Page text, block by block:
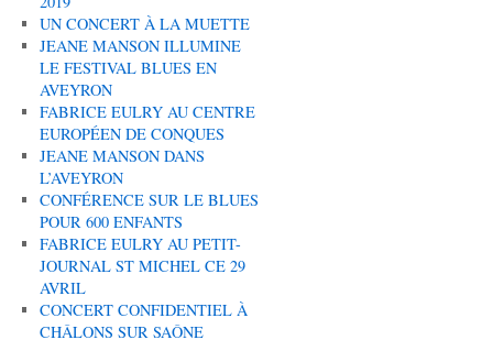
UN CONCERT À LA MUETTE
JEANE MANSON ILLUMINE
LE FESTIVAL BLUES EN
AVEYRON
FABRICE EULRY AU CENTRE
EUROPÉEN DE CONQUES
JEANE MANSON DANS
L’AVEYRON
CONFÉRENCE SUR LE BLUES
POUR 600 ENFANTS
FABRICE EULRY AU PETIT-
JOURNAL ST MICHEL CE 29
AVRIL
CONCERT CONFIDENTIEL À
CHÂLONS SUR SAÔNE